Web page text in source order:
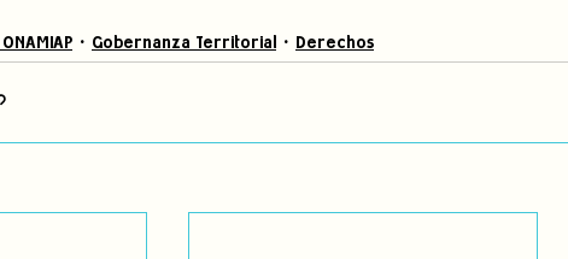
Gobernanza Territorial Derechos